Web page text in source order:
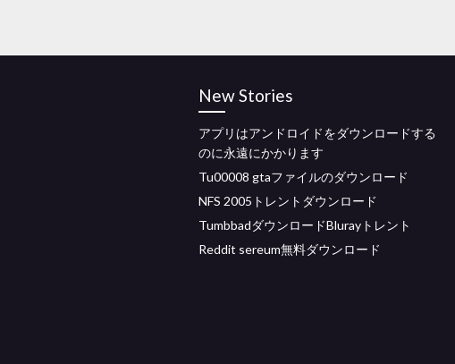
New Stories
アプリはアンドロイドをダウンロードする
のに永遠にかかります
Tu00008 gtaファイルのダウンロード
NFS 2005トレントダウンロード
TumbbadダウンロードBlurayトレント
Reddit sereum無料ダウンロード